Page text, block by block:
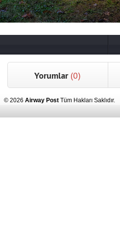
Yorumlar (0)
© 2026 Airway Post Tüm Hakları Saklıdır.